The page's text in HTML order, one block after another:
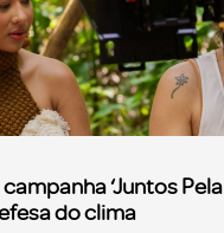
‘Juntos Pela
do clima